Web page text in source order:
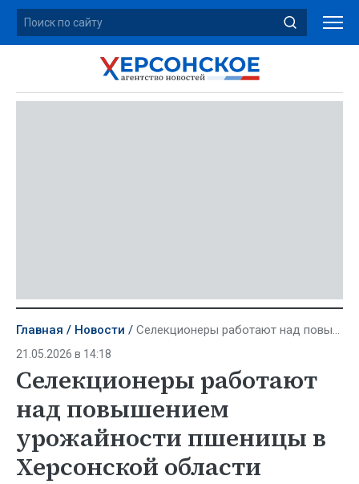
Главная Новости Селекционеры работают над повышением урожайности пшеницы в Херсонской области
21.05.2026 в 14:18
Селекционеры работают
над повышением
урожайности пшеницы в
Херсонской области